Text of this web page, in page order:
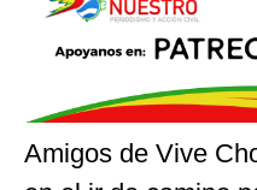
Amigos de Vive